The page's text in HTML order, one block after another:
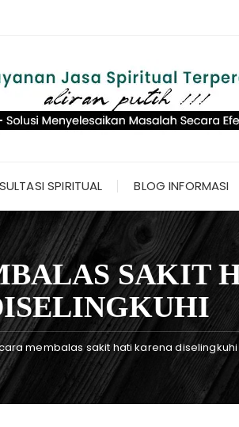
SPIRITUAL BLOG INFORMASI
SAKIT
membalas sakit hati karena diselingkuhi